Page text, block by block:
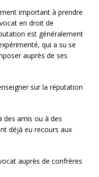
important à prendre
en droit de
est généralement
qui a su se
auprès de ses
sur la réputation
des amis ou à des
déjà eu recours aux
auprès de confrères